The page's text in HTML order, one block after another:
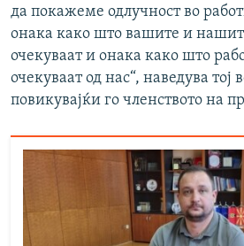
да покажеме одлучност во
онака како што вашите и
очекуваат и онака како што
очекуваат од нас“, наведува тој
повикувајќи го членството на